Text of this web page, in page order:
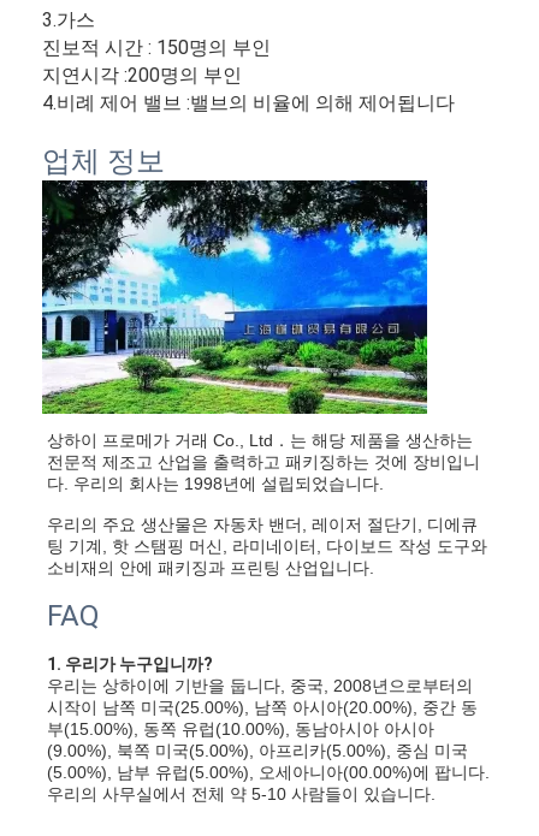
회사 소개
공장 견학
문의하기
소식
케이스
레이저 커팅 머신
강철 절단 규칙
절단 장비는 죽습니다
자동 벤더 기계
산업 라 미네이 팅 기계
기계를 만드는 책
자동 포장 기계
3.가스
진보적 시간 : 150명의 부인
지연시각 :200명의 부인
4.비례 제어 밸브 :밸브의 비율에 의해 제어됩니다
업체 정보
상하이 프로메가 거래 Co., Ltd．는 해당 제품을 생산하는
전문적 제조고 산업을 출력하고 패키징하는 것에 장비입니
다. 우리의 회사는 1998년에 설립되었습니다.
우리의 주요 생산물은 자동차 밴더, 레이저 절단기, 디에큐
팅 기계, 핫 스탬핑 머신, 라미네이터, 다이보드 작성 도구와
소비재의 안에 패키징과 프린팅 산업입니다.
FAQ
1. 우리가 누구입니까?
우리는 상하이에 기반을 둡니다, 중국, 2008년으로부터의
시작이 남쪽 미국(25.00%), 남쪽 아시아(20.00%), 중간 동
부(15.00%), 동쪽 유럽(10.00%), 동남아시아 아시아
(9.00%), 북쪽 미국(5.00%), 아프리카(5.00%), 중심 미국
(5.00%), 남부 유럽(5.00%), 오세아니아(00.00%)에 팝니다.
우리의 사무실에서 전체 약 5-10 사람들이 있습니다.